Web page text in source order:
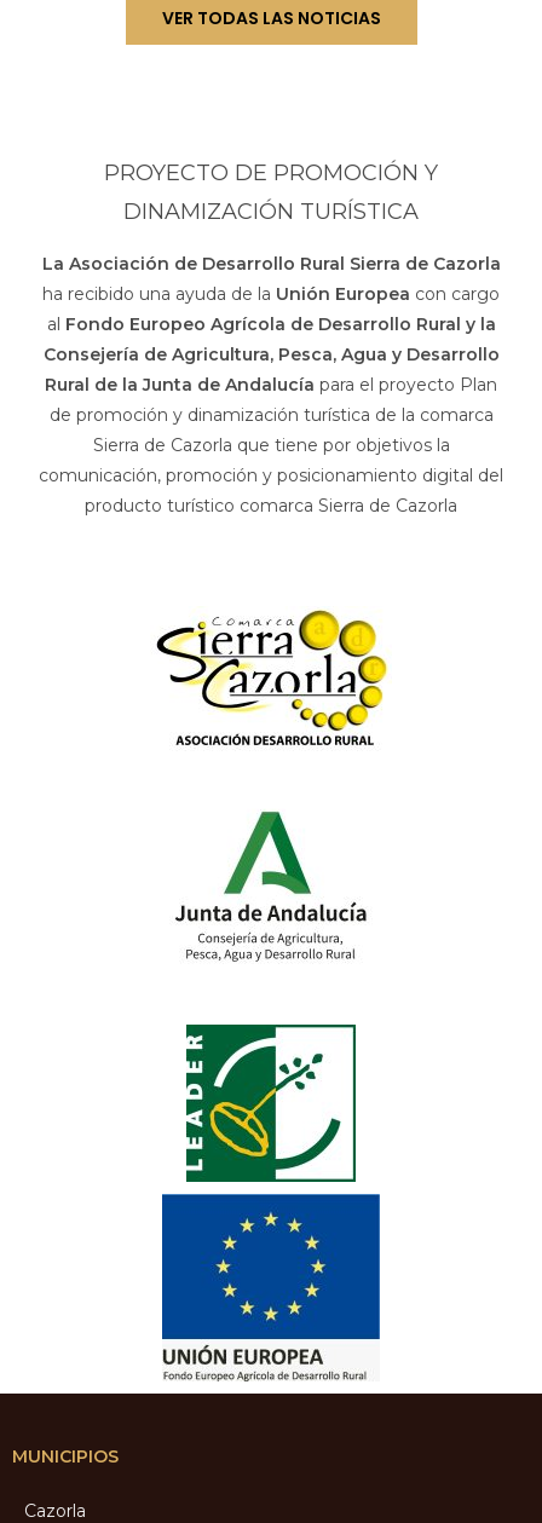
VER TODAS LAS NOTICIAS
PROYECTO DE PROMOCIÓN Y
DINAMIZACIÓN TURÍSTICA
La Asociación de Desarrollo Rural Sierra de Cazorla
ha recibido una ayuda de la Unión Europea con cargo
al Fondo Europeo Agrícola de Desarrollo Rural y la
Consejería de Agricultura, Pesca, Agua y Desarrollo
Rural de la Junta de Andalucía para el proyecto Plan
de promoción y dinamización turística de la comarca
Sierra de Cazorla que tiene por objetivos la
comunicación, promoción y posicionamiento digital del
producto turístico comarca Sierra de Cazorla
MUNICIPIOS
Cazorla